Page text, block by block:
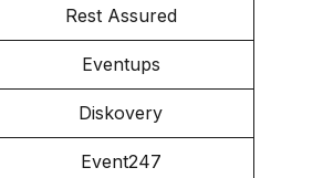
Rest Assured
Eventups
Diskovery
Event247